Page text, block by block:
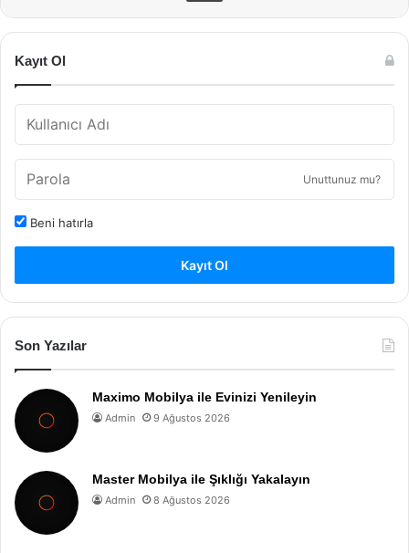
Kayıt Ol
Unuttunuz mu?
Beni hatırla
Kayıt Ol
Son Yazılar
Maximo Mobilya ile Evinizi Yenileyin
Admin 9 Ağustos 2026
Master Mobilya ile Şıklığı Yakalayın
Admin 8 Ağustos 2026